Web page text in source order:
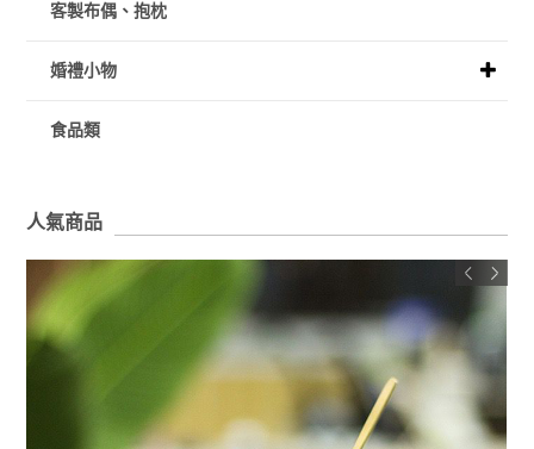
客製布偶、抱枕
婚禮小物
食品類
人氣商品